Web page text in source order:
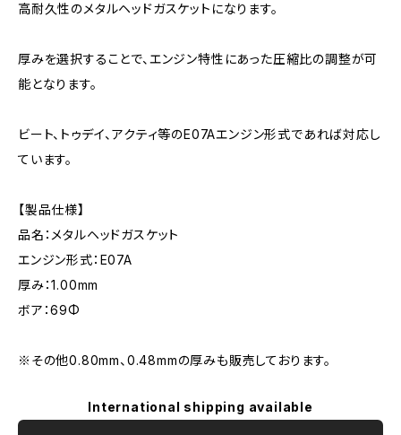
高耐久性のメタルヘッドガスケットになります。
厚みを選択することで、エンジン特性にあった圧縮比の調整が可
能となります。
ビート、トゥデイ、アクティ等のE07Aエンジン形式であれば対応し
ています。
【製品仕様】
品名：メタルヘッドガスケット
エンジン形式：E07A
厚み：1.00mm
ボア：69Φ
※その他0.80mm、0.48mmの厚みも販売しております。
International shipping available